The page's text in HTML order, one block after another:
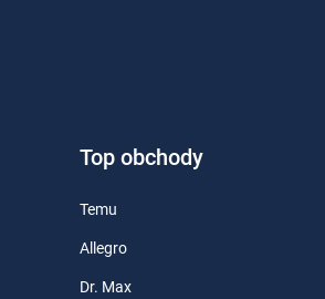
Top obchody
Temu
Allegro
Dr. Max